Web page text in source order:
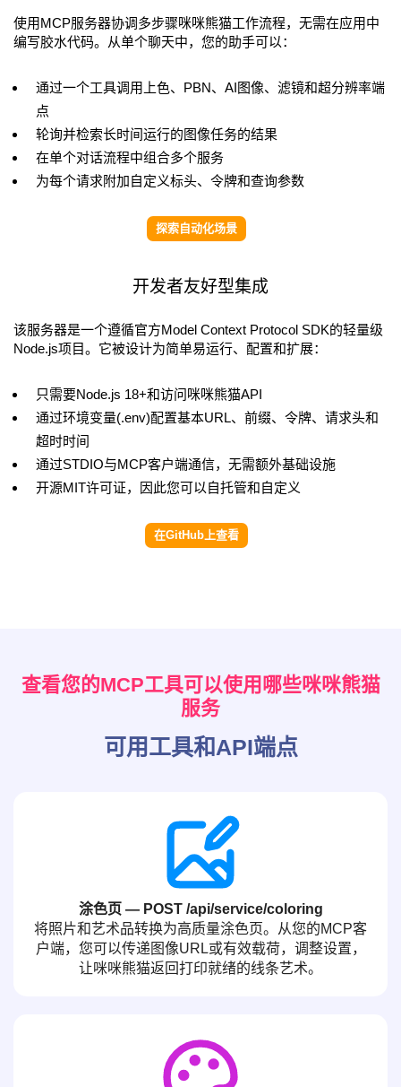
使用MCP服务器协调多步骤咪咪熊猫工作流程，无需在应用中
编写胶水代码。从单个聊天中，您的助手可以：
通过一个工具调用上色、PBN、AI图像、滤镜和超分辨率端
点
轮询并检索长时间运行的图像任务的结果
在单个对话流程中组合多个服务
为每个请求附加自定义标头、令牌和查询参数
探索自动化场景
开发者友好型集成
该服务器是一个遵循官方Model Context Protocol SDK的轻量级
Node.js项目。它被设计为简单易运行、配置和扩展：
只需要Node.js 18+和访问咪咪熊猫API
通过环境变量(.env)配置基本URL、前缀、令牌、请求头和
超时时间
通过STDIO与MCP客户端通信，无需额外基础设施
开源MIT许可证，因此您可以自托管和自定义
在GitHub上查看
查看您的MCP工具可以使用哪些咪咪熊猫
服务
可用工具和API端点
涂色页 — POST /api/service/coloring
将照片和艺术品转换为高质量涂色页。从您的MCP客
户端，您可以传递图像URL或有效载荷，调整设置，
让咪咪熊猫返回打印就绪的线条艺术。